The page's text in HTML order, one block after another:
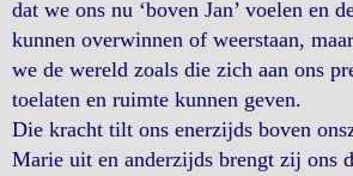
dat we ons nu ‘boven Jan’ voelen en
kunnen overwinnen of weerstaan,
we de wereld zoals die zich aan ons
toelaten en ruimte kunnen geven.
Die kracht tilt ons enerzijds boven
Marie uit en anderzijds brengt zij ons